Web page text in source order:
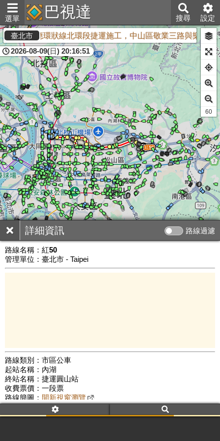
選單 巴視達 搜尋 設定
詳細資訊 路線過濾
路線名稱： 紅50
管理單位：臺北市 - Taipei
路線類別：市區公車
起站名稱：內湖
終站名稱：捷運圓山站
收費票價：一段票
路線簡圖： 開新視窗瀏覽
附屬名稱：紅50
臺北市因應環狀線北環段捷運施工，中山區敬業三路與樂群三
2026-08-09(日) 20:16:52
公車數量: 累計4854、上線3860
60